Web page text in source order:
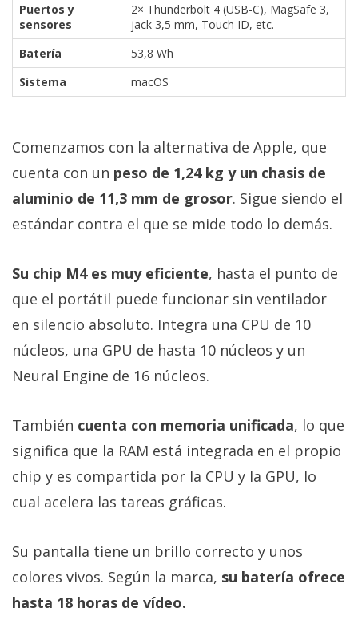
Puertos y
sensores
2× Thunderbolt 4 (USB-C), MagSafe 3,
jack 3,5 mm, Touch ID, etc.
Batería
53,8 Wh
Sistema
macOS
Comenzamos con la alternativa de Apple, que
cuenta con un peso de 1,24 kg y un chasis de
aluminio de 11,3 mm de grosor. Sigue siendo el
estándar contra el que se mide todo lo demás.
Su chip M4 es muy eficiente, hasta el punto de
que el portátil puede funcionar sin ventilador
en silencio absoluto. Integra una CPU de 10
núcleos, una GPU de hasta 10 núcleos y un
Neural Engine de 16 núcleos.
También cuenta con memoria unificada, lo que
significa que la RAM está integrada en el propio
chip y es compartida por la CPU y la GPU, lo
cual acelera las tareas gráficas.
Su pantalla tiene un brillo correcto y unos
colores vivos. Según la marca, su batería ofrece
hasta 18 horas de vídeo.